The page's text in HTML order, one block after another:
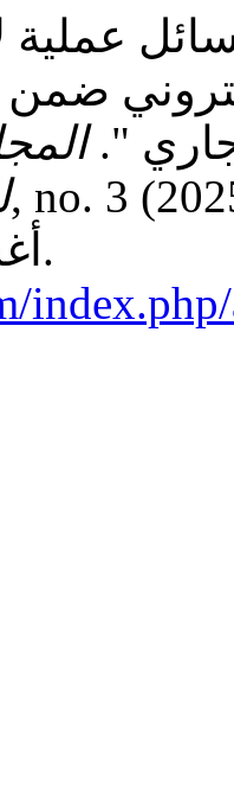
أغسطس 7, 2026.